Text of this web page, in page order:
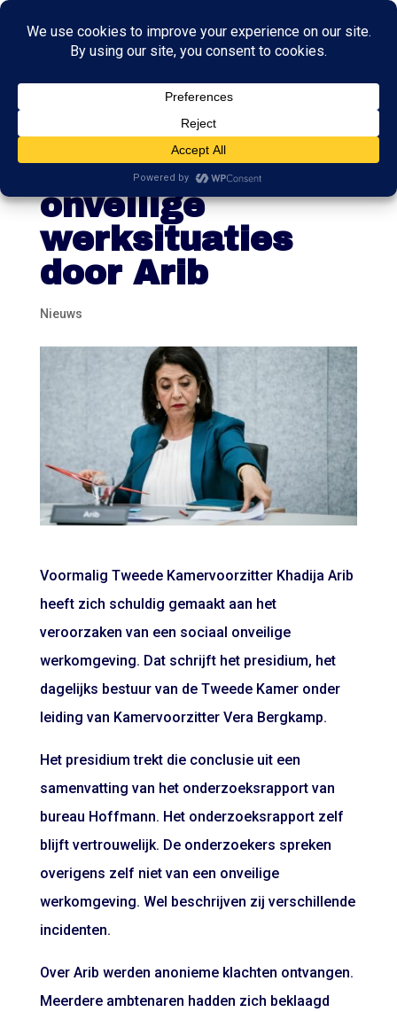
Kamerbestuur
concludeert:
onveilige
werksituaties
door Arib
Nieuws
Voormalig Tweede Kamervoorzitter Khadija Arib
heeft zich schuldig gemaakt aan het
veroorzaken van een sociaal onveilige
werkomgeving. Dat schrijft het presidium, het
dagelijks bestuur van de Tweede Kamer onder
leiding van Kamervoorzitter Vera Bergkamp.
Het presidium trekt die conclusie uit een
samenvatting van het onderzoeksrapport van
bureau Hoffmann. Het onderzoeksrapport zelf
blijft vertrouwelijk. De onderzoekers spreken
overigens zelf niet van een onveilige
werkomgeving. Wel beschrijven zij verschillende
incidenten.
Over Arib werden anonieme klachten ontvangen.
Meerdere ambtenaren hadden zich beklaagd